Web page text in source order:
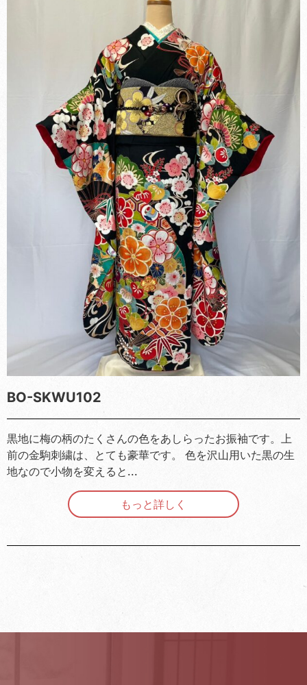
BO-SKWU102
黒地に梅の柄のたくさんの色をあしらったお振袖です。上
前の金駒刺繍は、とても豪華です。 色を沢山用いた黒の生
地なので小物を変えると...
もっと詳しく